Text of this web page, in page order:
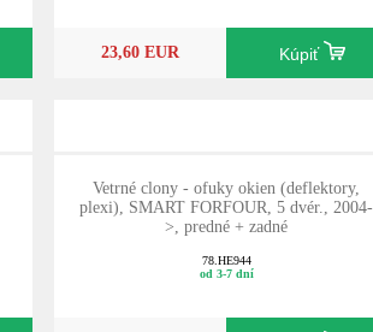
23,60 EUR Kúpiť
Vetrné clony - ofuky okien (deflektory,
plexi), SMART FORFOUR, 5 dvér., 2004-
>, predné + zadné
78.HE944
od 3-7 dní